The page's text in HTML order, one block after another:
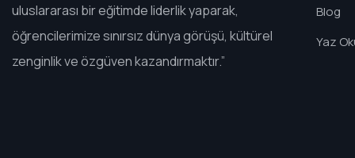
uluslararası bir eğitimde liderlik yaparak,
öğrencilerimize sınırsız dünya görüşü, kültürel
zenginlik ve özgüven kazandırmaktır.”
Blog
Yaz